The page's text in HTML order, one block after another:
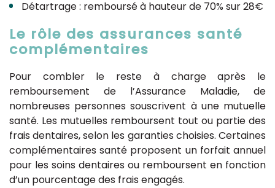
Détartrage : remboursé à hauteur de 70% sur 28€
Le rôle des assurances santé
complémentaires
Pour combler le reste à charge après le
remboursement de l’Assurance Maladie, de
nombreuses personnes souscrivent à une mutuelle
santé. Les mutuelles remboursent tout ou partie des
frais dentaires, selon les garanties choisies. Certaines
complémentaires santé proposent un forfait annuel
pour les soins dentaires ou remboursent en fonction
d’un pourcentage des frais engagés.